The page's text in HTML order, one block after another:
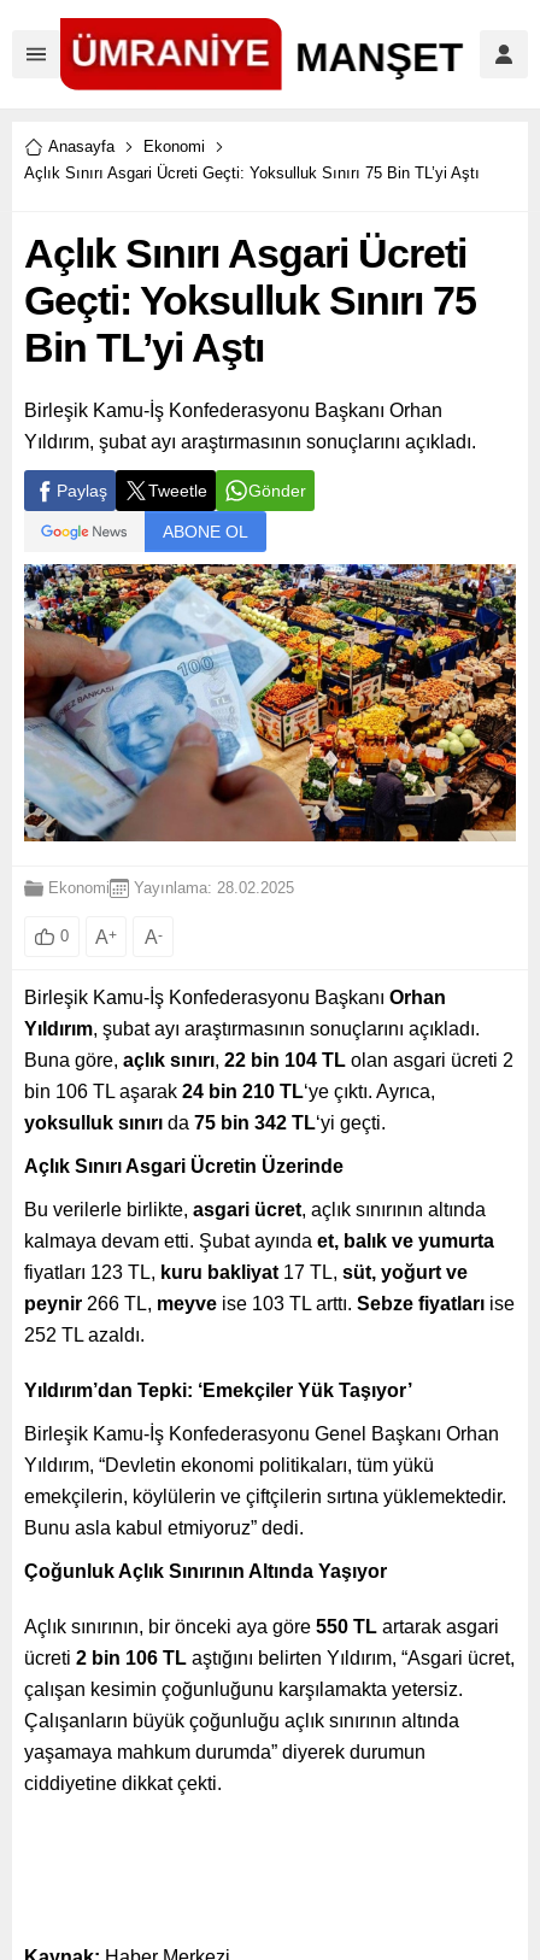
Anasayfa
Ekonomi
Açlık Sınırı Asgari Ücreti Geçti: Yoksulluk Sınırı 75 Bin TL’yi Aştı
Açlık Sınırı Asgari Ücreti
Geçti: Yoksulluk Sınırı 75
Bin TL’yi Aştı
Birleşik Kamu-İş Konfederasyonu Başkanı Orhan
Yıldırım, şubat ayı araştırmasının sonuçlarını açıkladı.
Paylaş Tweetle Gönder
ABONE OL
Ekonomi Yayınlama: 28.02.2025
0 A+ A-
Birleşik Kamu-İş Konfederasyonu Başkanı Orhan
Yıldırım, şubat ayı araştırmasının sonuçlarını açıkladı.
Buna göre, açlık sınırı, 22 bin 104 TL olan asgari ücreti 2
bin 106 TL aşarak 24 bin 210 TL‘ye çıktı. Ayrıca,
yoksulluk sınırı da 75 bin 342 TL‘yi geçti.
Açlık Sınırı Asgari Ücretin Üzerinde
Bu verilerle birlikte, asgari ücret, açlık sınırının altında
kalmaya devam etti. Şubat ayında et, balık ve yumurta
fiyatları 123 TL, kuru bakliyat 17 TL, süt, yoğurt ve
peynir 266 TL, meyve ise 103 TL arttı. Sebze fiyatları ise
252 TL azaldı.
Yıldırım’dan Tepki: ‘Emekçiler Yük Taşıyor’
Birleşik Kamu-İş Konfederasyonu Genel Başkanı Orhan
Yıldırım, “Devletin ekonomi politikaları, tüm yükü
emekçilerin, köylülerin ve çiftçilerin sırtına yüklemektedir.
Bunu asla kabul etmiyoruz” dedi.
Çoğunluk Açlık Sınırının Altında Yaşıyor
Açlık sınırının, bir önceki aya göre 550 TL artarak asgari
ücreti 2 bin 106 TL aştığını belirten Yıldırım, “Asgari ücret,
çalışan kesimin çoğunluğunu karşılamakta yetersiz.
Çalışanların büyük çoğunluğu açlık sınırının altında
yaşamaya mahkum durumda” diyerek durumun
ciddiyetine dikkat çekti.